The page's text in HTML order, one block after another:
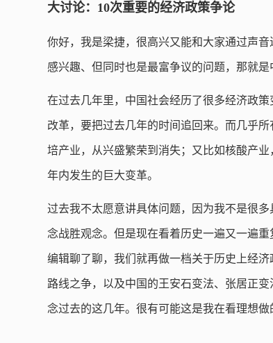
大讨论：10次重要的经济政策争论
你好，我是梁捷，很高兴又能和大家通过声
感兴趣、但同时也是最富争议的问题，那就是
在过去几年里，中国社会经历了很多经济政
改革，要把过去几年的时间追回来。而几乎
培产业，从兴盛繁荣到消失；又比如核酸产
年内发生的巨大变革。
过去我不太愿意讲具体问题，因为我不是很
念战胜观念。但是现在看着历史一遍又一遍
编辑聊了聊，我们就再做一档关于历史上经
路线之争，以及中国的王安石变法、张居正
念过去的这几年。很有可能这是我在看理想做